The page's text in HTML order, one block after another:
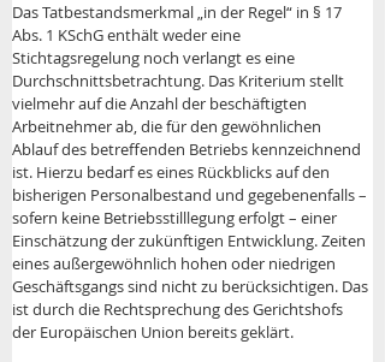
Das Tatbestandsmerkmal „in der Regel“ in § 17
Abs. 1 KSchG enthält weder eine
Stichtagsregelung noch verlangt es eine
Durchschnittsbetrachtung. Das Kriterium stellt
vielmehr auf die Anzahl der beschäftigten
Arbeitnehmer ab, die für den gewöhnlichen
Ablauf des betreffenden Betriebs kennzeichnend
ist. Hierzu bedarf es eines Rückblicks auf den
bisherigen Personalbestand und gegebenenfalls –
sofern keine Betriebsstilllegung erfolgt – einer
Einschätzung der zukünftigen Entwicklung. Zeiten
eines außergewöhnlich hohen oder niedrigen
Geschäftsgangs sind nicht zu berücksichtigen. Das
ist durch die Rechtsprechung des Gerichtshofs
der Europäischen Union bereits geklärt.